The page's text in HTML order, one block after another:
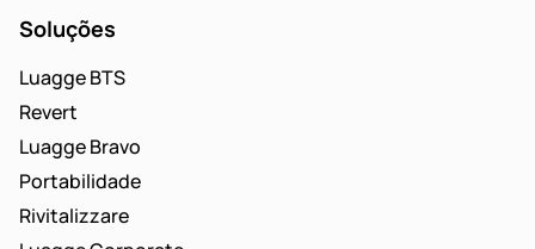
Soluções
Luagge BTS
Revert
Luagge Bravo
Portabilidade
Rivitalizzare